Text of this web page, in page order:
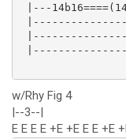
|---
w/Rhy Fig 4
|--3--|
E E E E +E +E E E +E